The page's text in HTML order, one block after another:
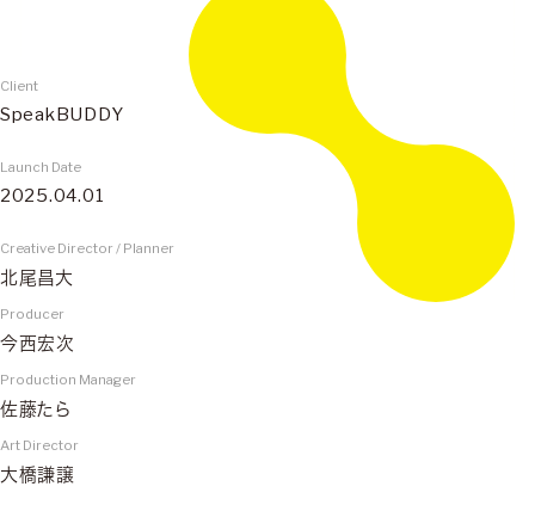
Client
SpeakBUDDY
Launch Date
2025.04.01
Creative Director / Planner
北尾昌大
Producer
今西宏次
Production Manager
佐藤たら
Art Director
大橋謙譲